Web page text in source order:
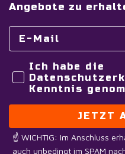
Angebote zu
Ich habe die
Kenntnis
JETZT
☝️ WICHTIG: Im Anschluss
auch unbedingt im SPAM